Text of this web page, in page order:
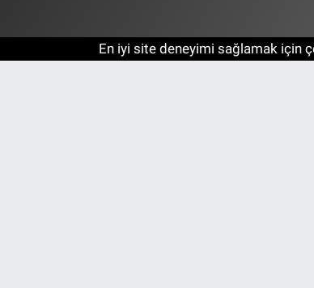
En iyi site deneyimi sağlamak için